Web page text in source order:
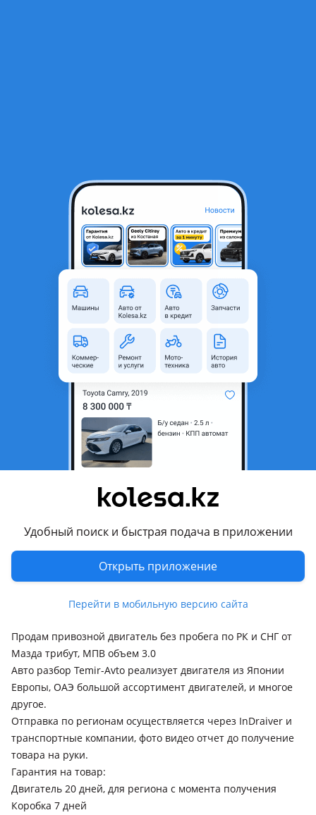
Удобный поиск и быстрая подача в приложении
Открыть приложение
Перейти в мобильную версию сайта
Привозной двигатель Mazda AJ 3.0
Астана, Акмолинская
область
Б/y
Оригинальность
Оригинал
Возможна рассрочка или
Да
Подходит на авто
Mazda Tribute
2004 - 2007 1 поколение рестайлинг (EP), 2000 - 2004 1
поколение (EP)
Комментарий продавца
Продам привозной двигатель без пробега по РК и СНГ от
Мазда трибут, МПВ объем 3.0
Авто разбор Temir-Avto реализует двигателя из Японии
Европы, ОАЭ большой ассортимент двигателей, и многое
другое.
Отправка по регионам осуществляется через InDraiver и
транспортные компании, фото видео отчет до получение
товара на руки.
Гарантия на товар:
Двигатель 20 дней, для региона с момента получения
Коробка 7 дней